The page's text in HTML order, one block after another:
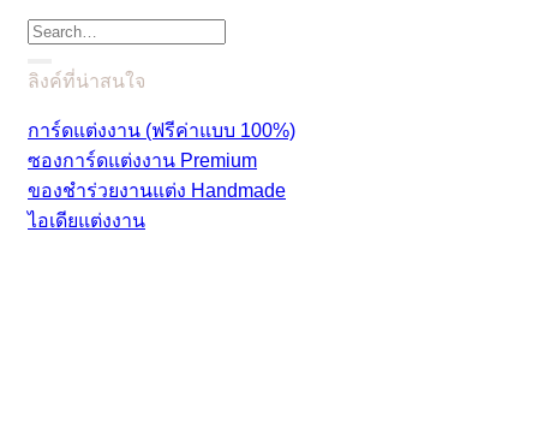
Search
for:
ลิงค์ที่น่าสนใจ
การ์ดแต่งงาน (ฟรีค่าแบบ 100%)
ซองการ์ดแต่งงาน Premium
ของชำร่วยงานแต่ง Handmade
ไอเดียแต่งงาน